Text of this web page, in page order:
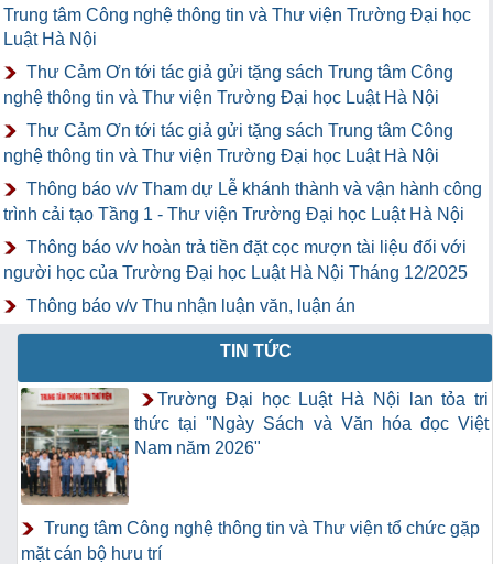
Trung tâm Công nghệ thông tin và Thư viện Trường Đại học
Luật Hà Nội
Thư Cảm Ơn tới tác giả gửi tặng sách Trung tâm Công
nghệ thông tin và Thư viện Trường Đại học Luật Hà Nội
Thư Cảm Ơn tới tác giả gửi tặng sách Trung tâm Công
nghệ thông tin và Thư viện Trường Đại học Luật Hà Nội
Thông báo v/v Tham dự Lễ khánh thành và vận hành công
trình cải tạo Tầng 1 - Thư viện Trường Đại học Luật Hà Nội
Thông báo v/v hoàn trả tiền đặt cọc mượn tài liệu đối với
người học của Trường Đại học Luật Hà Nội Tháng 12/2025
Thông báo v/v Thu nhận luận văn, luận án
TIN TỨC
Trường Đại học Luật Hà Nội lan tỏa tri
thức tại "Ngày Sách và Văn hóa đọc Việt
Nam năm 2026"
Trung tâm Công nghệ thông tin và Thư viện tổ chức gặp
mặt cán bộ hưu trí